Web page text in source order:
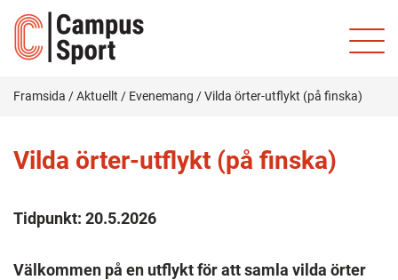
Framsida /Aktuellt / Evenemang /Vilda örter-utflykt (på finska)
Vilda örter-utflykt (på finska)
Tidpunkt: 20.5.2026
Välkommen på en utflykt för att samla vilda örter